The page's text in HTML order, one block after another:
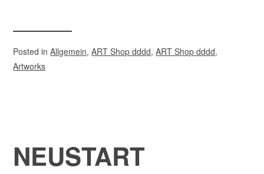
Posted inAllgemein,ART Shop dddd,ART Shop dddd,
Artworks
NEUSTART